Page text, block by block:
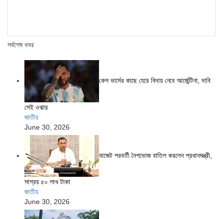
সর্বশেষ খবর
কেপ ভার্দের কাছে হেরে বিদায় নেবে আর্জেন্টিনা, দাবি
সেই ওঝার
জাতীয়
June 30, 2026
বাজেট পরবর্তী নৈশভোজ বাতিল করলেন প্রধানমন্ত্রী,
সাশ্রয় ৫০ লাখ টাকা
জাতীয়
June 30, 2026